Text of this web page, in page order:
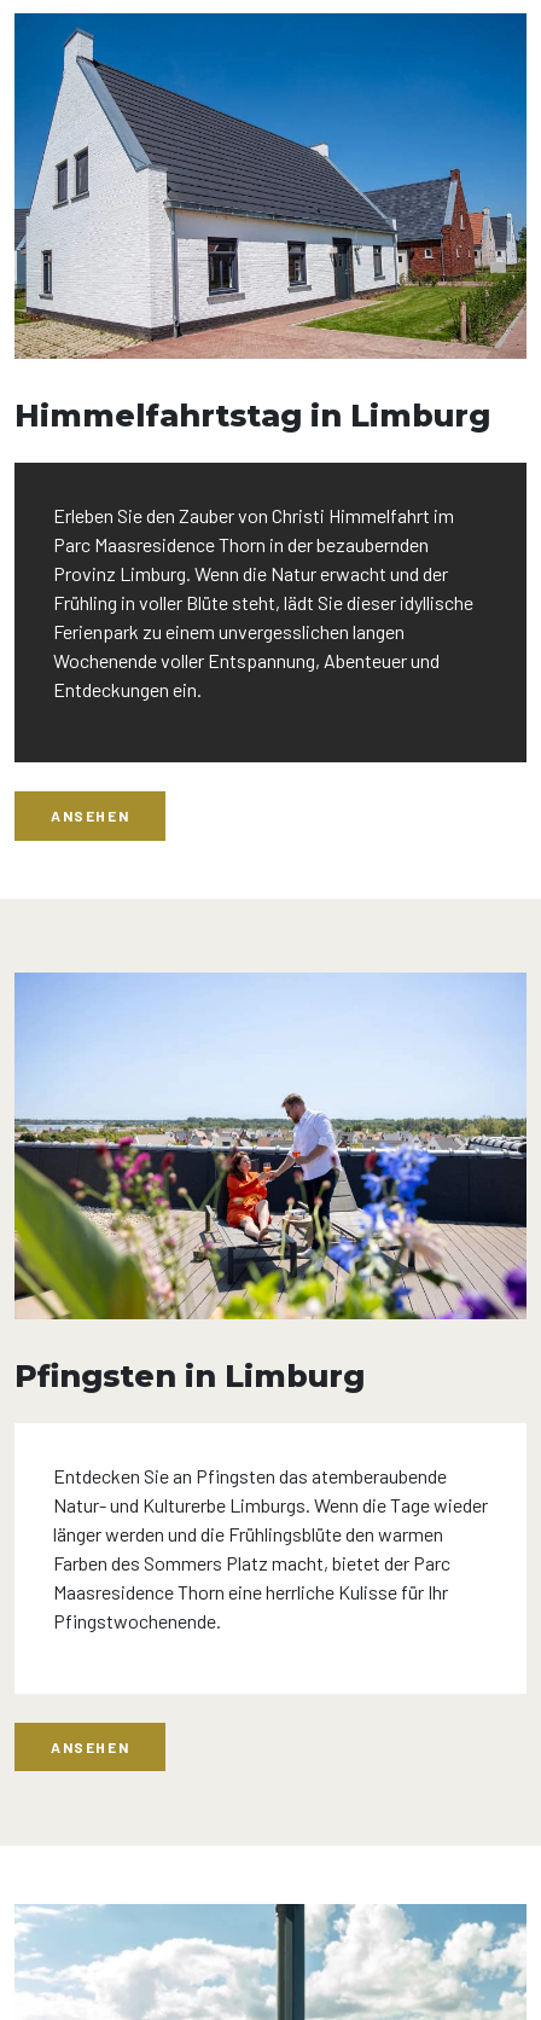
Himmelfahrtstag in Limburg
Erleben Sie den Zauber von Christi Himmelfahrt im
Parc Maasresidence Thorn in der bezaubernden
Provinz Limburg. Wenn die Natur erwacht und der
Frühling in voller Blüte steht, lädt Sie dieser idyllische
Ferienpark zu einem unvergesslichen langen
Wochenende voller Entspannung, Abenteuer und
Entdeckungen ein.
ANSEHEN
Pfingsten in Limburg
Entdecken Sie an Pfingsten das atemberaubende
Natur- und Kulturerbe Limburgs. Wenn die Tage wieder
länger werden und die Frühlingsblüte den warmen
Farben des Sommers Platz macht, bietet der Parc
Maasresidence Thorn eine herrliche Kulisse für Ihr
Pfingstwochenende.
ANSEHEN